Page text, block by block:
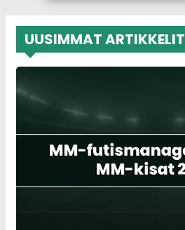
UUSIMMAT ARTIKKELIT